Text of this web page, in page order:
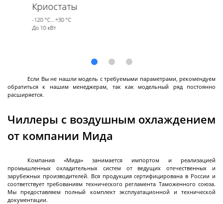
Стеклянные реакторы с нагревательной
ванной
Системы PH - контроля (PH-метры)
Далее
эмалированные
Эмалированные ёмкости
Реакторы эмалированные цельносварные
Реакторы эмалированные разъемные объемом
до 10 м3
Криостаты
-120 °С...+30 °С
До 10 кВт
Если Вы не нашли модель с требуемыми параметрами, рекомендуем
обратиться к нашим менеджерам, так как модельный ряд постоянно
расширяется.
Чиллеры с воздушным охлаждением
от компании Мида
Компания «Мида» занимается импортом и реализацией
промышленных охладительных систем от ведущих отечественных и
зарубежных производителей. Вся продукция сертифицирована в России и
соответствует требованиям технического регламента Таможенного союза.
Мы предоставляем полный комплект эксплуатационной и технической
документации.